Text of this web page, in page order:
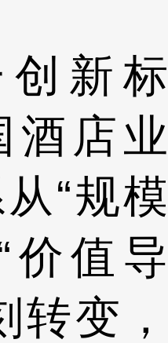
新标
酒店业
“规模
价值导
转变，